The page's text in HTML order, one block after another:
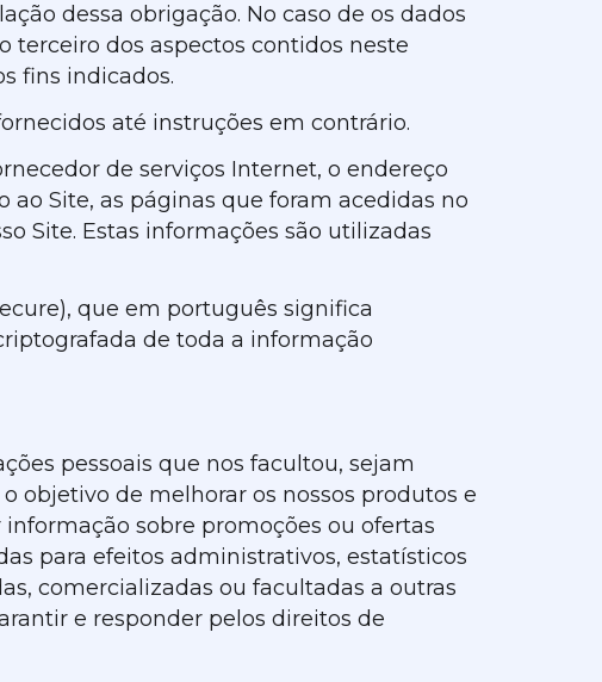
dessa obrigação. No caso de os dados
dos aspectos contidos neste
fins indicados.
até instruções em contrário.
de serviços Internet, o endereço
Site, as páginas que foram acedidas no
Site. Estas informações são utilizadas
que em português significa
de toda a informação
pessoais que nos facultou, sejam
objetivo de melhorar os nossos produtos e
sobre promoções ou ofertas
para efeitos administrativos, estatísticos
comercializadas ou facultadas a outras
e responder pelos direitos de